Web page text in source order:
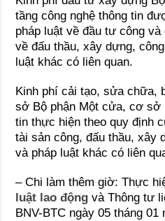
tầng công nghệ thông tin
pháp luật về đầu tư công
về đấu thầu, xây dựng,
luật khác có liên quan.
Kinh phí cải tạo, sửa chữa,
sở Bộ phận Một cửa, cơ sở
tin thực hiện theo quy định
tài sản công, đấu thầu, xây
và pháp luật khác có liên
– Chi làm thêm giờ: Thực
luật lao động và Thông tư
BNV-BTC ngày 05 tháng